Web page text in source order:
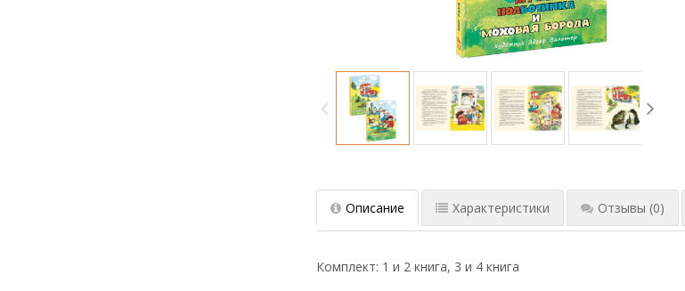
Описание Характеристики Отзывы (0)
Комплект: 1 и 2 книга, 3 и 4 книга